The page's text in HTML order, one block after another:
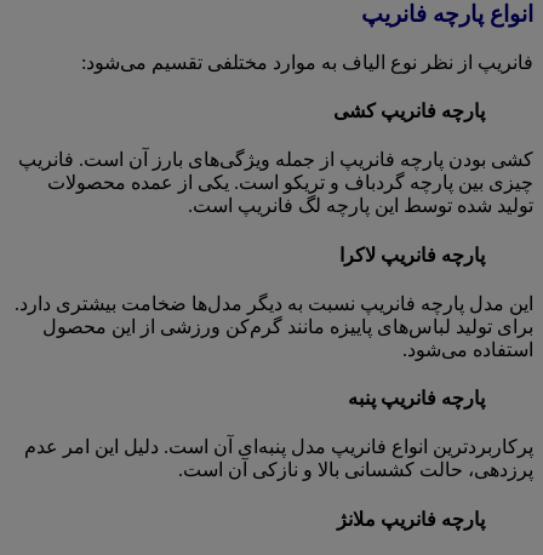
انواع پارچه فانریپ
فانریپ از نظر نوع الیاف به موارد مختلفی تقسیم می‌شود:
پارچه فانریپ کشی
کشی بودن پارچه فانریپ از جمله ویژگی‌های بارز آن است. فانریپ
چیزی بین پارچه گردباف و تریکو است. یکی از عمده محصولات
تولید شده توسط این پارچه لگ فانریپ است.
پارچه فانریپ لاکرا
این مدل پارچه فانریپ نسبت به دیگر مدل‌ها ضخامت بیشتری دارد.
برای تولید لباس‌های پاییزه مانند گرم‌کن ورزشی از این محصول
استفاده می‌شود.
پارچه فانریپ پنبه
پرکاربردترین انواع فانریپ مدل پنبه‌ای آن است. دلیل این امر عدم
پرزدهی، حالت کشسانی بالا و نازکی آن است.
پارچه فانریپ ملانژ